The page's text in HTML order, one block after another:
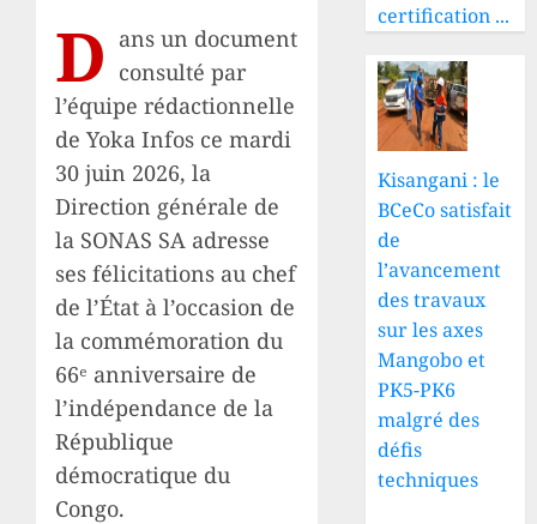
D ans un document
consulté par
l’équipe rédactionnelle
de Yoka Infos ce mardi
30 juin 2026, la
Direction générale de
la SONAS SA adresse
ses félicitations au chef
de l’État à l’occasion de
la commémoration du
66ᵉ anniversaire de
l’indépendance de la
République
démocratique du
Congo.
certification ...
Kisangani : le
BCeCo satisfait
de
l’avancement
des travaux
sur les axes
Mangobo et
PK5-PK6
malgré des
défis
techniques